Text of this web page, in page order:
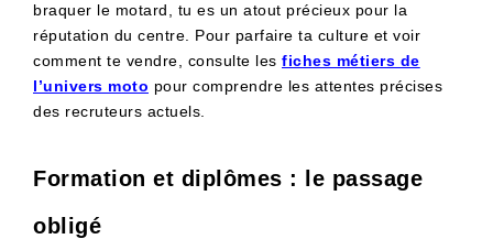
braquer le motard, tu es un atout précieux pour la
réputation du centre. Pour parfaire ta culture et voir
comment te vendre, consulte les fiches métiers de
l’univers moto pour comprendre les attentes précises
des recruteurs actuels.
Formation et diplômes : le passage
obligé